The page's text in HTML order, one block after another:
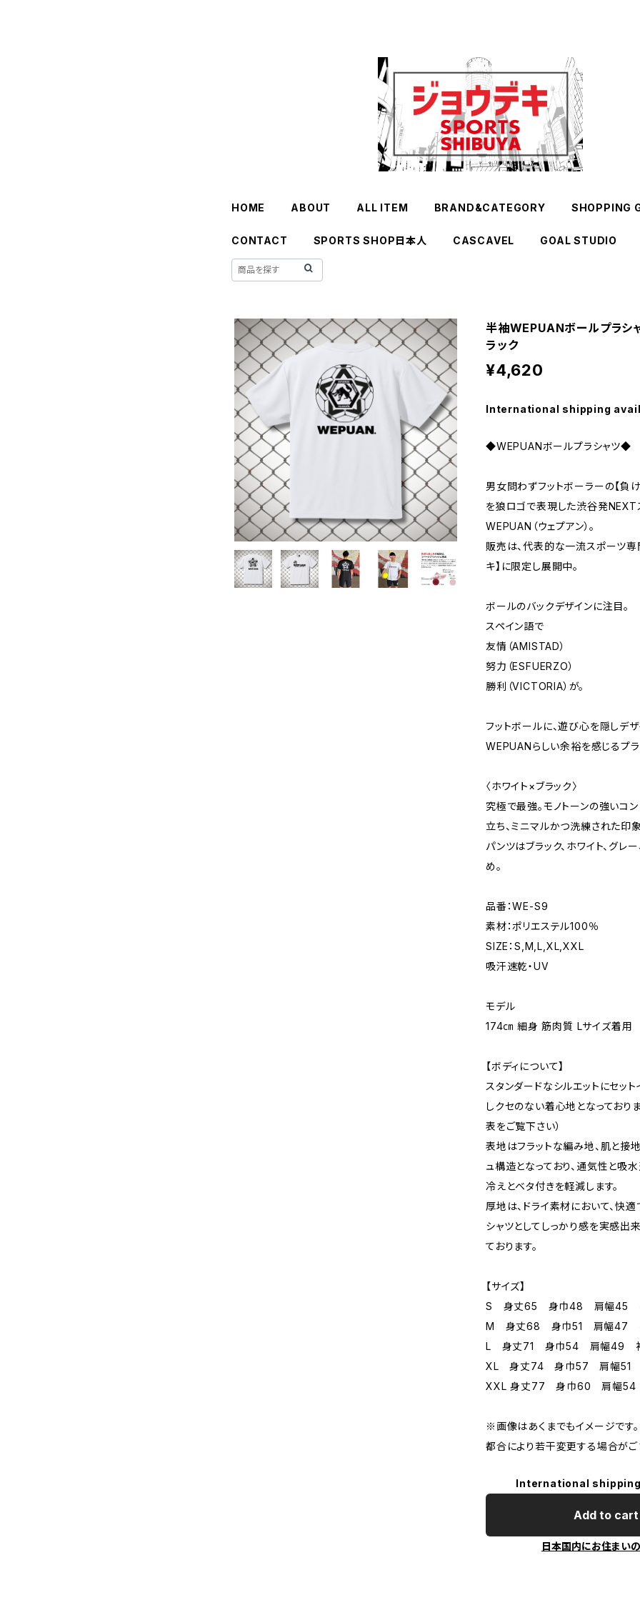
HOME ABOUT ALL ITEM BRAND&CATEGORY SHOPPING
CONTACT SPORTS SHOP日本人 CASCAVEL GOAL STUDIO
半袖WEPUANボールプラシ
ラック
¥4,620
International shipping
◆WEPUANボールプラシャツ◆
男女問わずフットボーラーの【負け
を狼ロゴで表現した渋谷発NEXT
WEPUAN（ウェプアン）。
販売は、代表的な一流スポーツ専
キ】に限定し展開中。
ボールのバックデザインに注目。
スペイン語で
友情（AMISTAD）
努力（ESFUERZO）
勝利（VICTORIA）が。
フットボールに、遊び心を隠しデ
WEPUANらしい余裕を感じるプラ
〈ホワイト×ブラック〉
究極で最強。モノトーンの強いコ
立ち、ミニマルかつ洗練された印
パンツはブラック、ホワイト、グレ
め。
品番：WE-S9
素材：ポリエステル100％
SIZE：S,M,L,XL,XXL
吸汗速乾・UV
モデル
174㎝ 細身 筋肉質 Lサイズ着用
【ボディについて】
スタンダードなシルエットにセッ
しクセのない着心地となっており
表をご覧下さい）
表地はフラットな編み地、肌と接
ュ構造となっており、通気性と吸
冷えとベタ付きを軽減します。
厚地は、ドライ素材において、快
シャツとしてしっかり感を実感出
ております。
【サイズ】
S 身丈65 身巾48 肩幅45
M 身丈68 身巾51 肩幅47
L 身丈71 身巾54 肩幅49
XL 身丈74 身巾57 肩幅51
XXL 身丈77 身巾60 肩幅
※画像はあくまでもイメージです。
都合により若干変更する場合がご
International
Add to cart
日本国内にお住まい